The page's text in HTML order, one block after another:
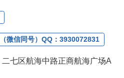
致电
微信同号）QQ：3930072831
七区航海中路正商航海广场A